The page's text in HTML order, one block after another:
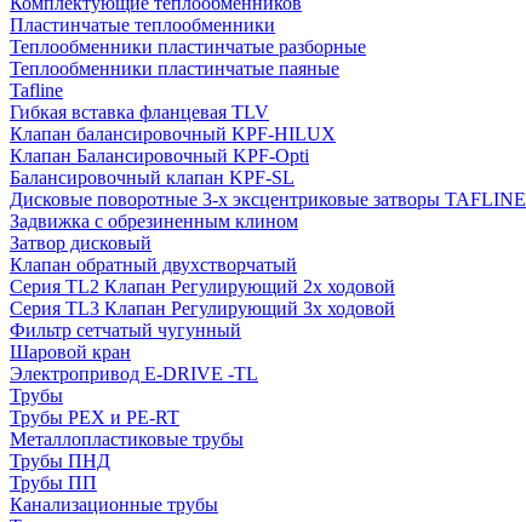
Пластинчатые теплообменники
Теплообменники пластинчатые разборные
Теплообменники пластинчатые паяные
Tafline
Гибкая вставка фланцевая TLV
Клапан балансировочный KPF-HILUX
Клапан Балансировочный KPF-Opti
Балансировочный клапан KPF-SL
Дисковые поворотные 3-х эксцентриковые затворы TAFLINE
Задвижка с обрезиненным клином
Затвор дисковый
Клапан обратный двухстворчатый
Серия TL2 Клапан Регулирующий 2х ходовой
Серия TL3 Клапан Регулирующий 3х ходовой
Фильтр сетчатый чугунный
Шаровой кран
Электропривод E-DRIVE -TL
Трубы
Трубы PEX и PE-RT
Металлопластиковые трубы
Трубы ПНД
Трубы ПП
Канализационные трубы